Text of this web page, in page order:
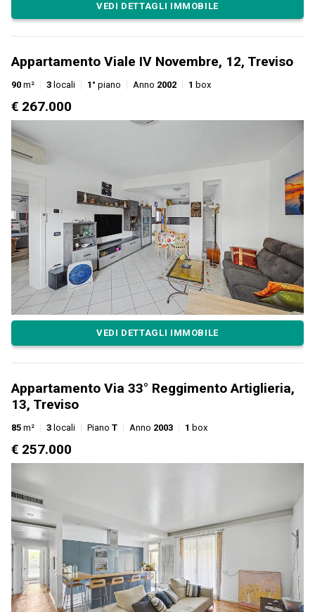
VEDI DETTAGLI IMMOBILE
Appartamento Viale IV Novembre, 12, Treviso
90 m² 3 locali 1° piano Anno 2002 1 box
€ 267.000
VEDI DETTAGLI IMMOBILE
Appartamento Via 33° Reggimento Artiglieria,
13, Treviso
85 m² 3 locali Piano T Anno 2003 1 box
€ 257.000